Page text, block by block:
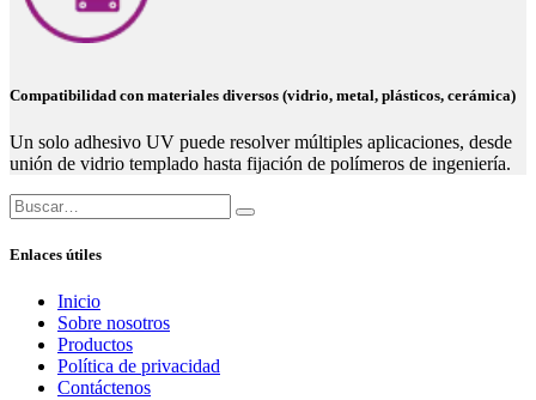
Compatibilidad con materiales diversos (vidrio, metal, plásticos, cerámica)
Un solo adhesivo UV puede resolver múltiples aplicaciones, desde
unión de vidrio templado hasta fijación de polímeros de ingeniería.
Enlaces útiles
Inicio
Sobre nosotros
Productos
Política de privacidad
Contáctenos